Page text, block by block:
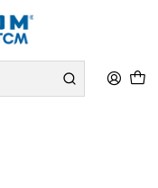
Fibra Óptica
598 / G652D